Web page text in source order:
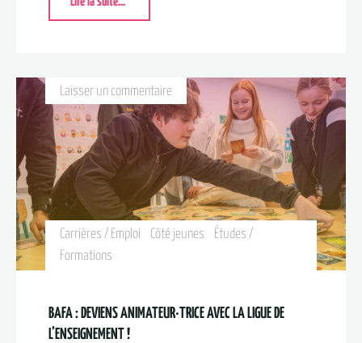
Carrières / Emploi Côté jeunes
Études /
Formations
Laisser un commentaire
BAFA : DEVIENS ANIMATEUR·TRICE AVEC LA LIGUE DE
L’ENSEIGNEMENT !